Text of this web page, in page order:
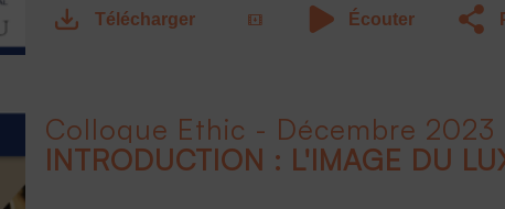
Télécharger Écouter
Colloque Ethic - Décembre 2023